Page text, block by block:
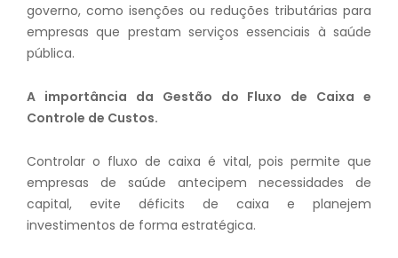
governo, como isenções ou reduções tributárias para
empresas que prestam serviços essenciais à saúde
pública.
A importância da Gestão do Fluxo de Caixa e
Controle de Custos.
Controlar o fluxo de caixa é vital, pois permite que
empresas de saúde antecipem necessidades de
capital, evite déficits de caixa e planejem
investimentos de forma estratégica.